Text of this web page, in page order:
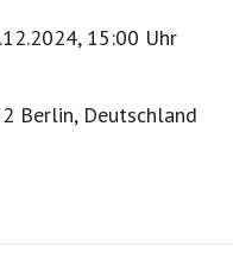
das Volk, die Wahrheit
Mathias Tretter findet
„Bekifft sein ist
mich für ihn
mag die Herrschaft
verlieren. Es
Lachen – aber ist das
15:00 Uhr
Berlin, Deutschland